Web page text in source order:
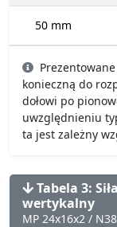
50 mm
konieczną do
dołowi po
uwzględnieniu
ta jest zależny
Tabela 3:
wertykalny
MP 24x16x2 / N38